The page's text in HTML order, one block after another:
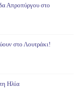
Απροπύργου στο
στο Λουτράκι!
Ηλία